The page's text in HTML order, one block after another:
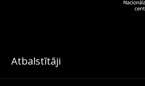
Atbalstītāji